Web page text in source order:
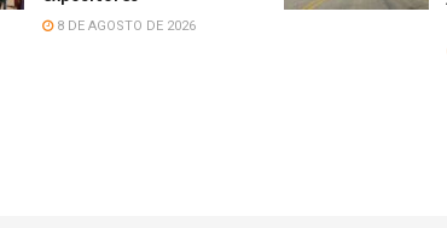
8 DE AGOSTO DE 2026